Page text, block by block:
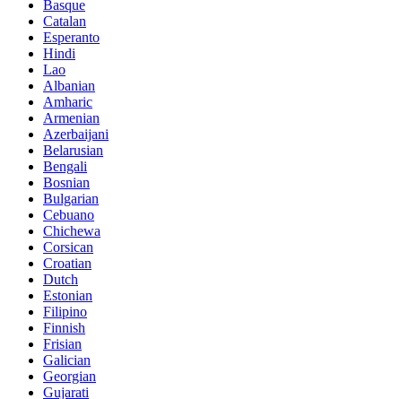
Basque
Catalan
Esperanto
Hindi
Lao
Albanian
Amharic
Armenian
Azerbaijani
Belarusian
Bengali
Bosnian
Bulgarian
Cebuano
Chichewa
Corsican
Croatian
Dutch
Estonian
Filipino
Finnish
Frisian
Galician
Georgian
Gujarati